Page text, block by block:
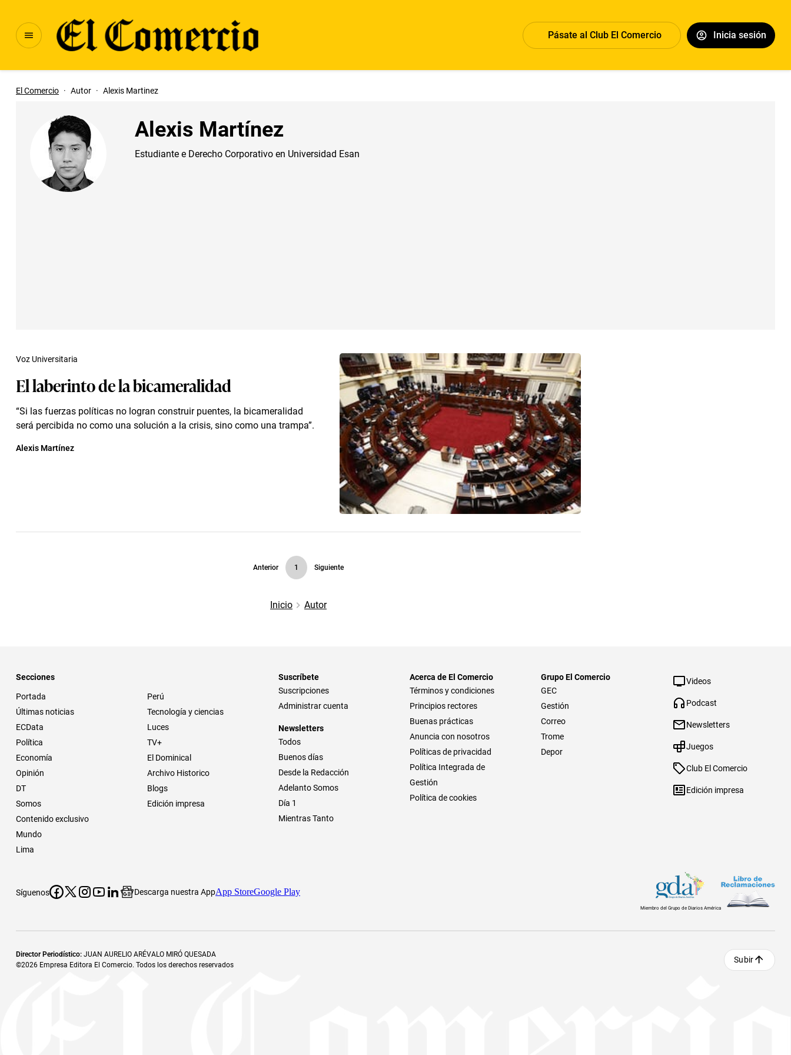
Pásate al Club El Comercio Inicia sesión
El Comercio · Autor · Alexis Martinez
Alexis Martínez
Estudiante e Derecho Corporativo en Universidad Esan
El laberinto de la bicameralidad
“Si las fuerzas políticas no logran construir puentes, la bicameralidad
será percibida no como una solución a la crisis, sino como una trampa”.
Voz Universitaria
Alexis Martínez
Anterior 1 Siguiente
Inicio Autor
Secciones
Portada
Últimas noticias
ECData
Política
Economía
Opinión
DT
Somos
Contenido exclusivo
Mundo
Lima
Perú
Tecnología y ciencias
Luces
TV+
El Dominical
Archivo Historico
Blogs
Edición impresa
Suscríbete
Suscripciones
Administrar cuenta
Newsletters
Todos
Buenos días
Desde la Redacción
Adelanto Somos
Día 1
Mientras Tanto
Acerca de El Comercio
Términos y condiciones
Principios rectores
Buenas prácticas
Anuncia con nosotros
Políticas de privacidad
Política Integrada de
Gestión
Política de cookies
Grupo El Comercio
GEC
Gestión
Correo
Trome
Depor
Videos
Podcast
Newsletters
Juegos
Club El Comercio
Edición impresa
Síguenos Descarga nuestra AppApp StoreGoogle Play
Miembro del Grupo de Diarios América
Director Periodístico: JUAN AURELIO ARÉVALO MIRÓ QUESADA
©2026 Empresa Editora El Comercio. Todos los derechos reservados
Subir